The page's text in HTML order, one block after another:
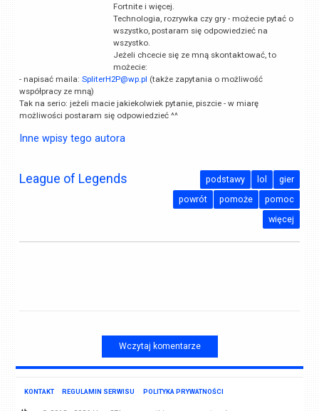
Fortnite i więcej.
Technologia, rozrywka czy gry - możecie pytać o
wszystko, postaram się odpowiedzieć na
wszystko.
Jeżeli chcecie się ze mną skontaktować, to
możecie:
- napisać maila:SpliterH2P@wp.pl (także zapytania o możliwość
współpracy ze mną)
Tak na serio: jeżeli macie jakiekolwiek pytanie, piszcie - w miarę
możliwości postaram się odpowiedzieć ^^
Inne wpisy tego autora
League of Legends gier
lol
podstawy
pomoc
pomoże
powrót
więcej
Wczytaj komentarze
KONTAKT REGULAMIN SERWISU POLITYKA PRYWATNOŚCI